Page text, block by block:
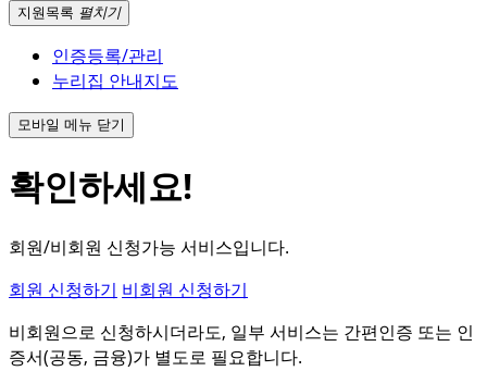
지원 목록 펼치기
인증등록/관리
누리집 안내지도
모바일 메뉴 닫기
확인하세요!
회원/비회원 신청가능 서비스입니다.
회원 신청하기 비회원 신청하기
비회원으로 신청하시더라도, 일부 서비스는 간편인증 또는 인
증서(공동, 금융)가 별도로 필요합니다.